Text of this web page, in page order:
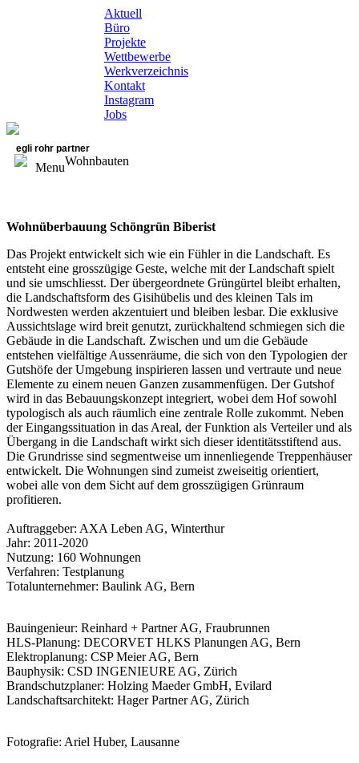
Aktuell
Büro
Projekte
Wettbewerbe
Werkverzeichnis
Kontakt
Instagram
Jobs
egli rohr partner
MenuWohnbauten
Wohnüberbauung Schöngrün Biberist
Das Projekt entwickelt sich wie ein Fühler in die Landschaft. Es
entsteht eine grosszügige Geste, welche mit der Landschaft spielt
und sie umschliesst. Der übergeordnete Grüngürtel bleibt erhalten,
die Landschaftsform des Gisihübelis und des kleinen Tals im
Nordwesten werden akzentuiert und bleiben lesbar. Die exklusive
Aussichtslage wird breit genutzt, zurückhaltend schmiegen sich die
Gebäude in die Landschaft. Zwischen und um die Gebäude
entstehen vielfältige Aussenräume, die sich von den Typologien der
Gutshöfe der Umgebung inspirieren lassen und vertraute und neue
Elemente zu einem neuen Ganzen zusammenfügen. Der Gutshof
wird in das Bebauungskonzept integriert, wobei dem Hof sowohl
typologisch als auch räumlich eine zentrale Rolle zukommt. Neben
der Eingangssituation in das Areal, der Funktion als Verteiler und als
Übergang in die Landschaft wirkt sich dieser identitätsstiftend aus.
Die Grundrisse sind segmentweise um innenliegende Treppenhäuser
entwickelt. Die Wohnungen sind zumeist zweiseitig orientiert,
wobei alle von dem Sicht auf dem grosszügigen Grünraum
profitieren.
Auftraggeber: AXA Leben AG, Winterthur
Jahr: 2011-2020
Nutzung: 160 Wohnungen
Verfahren: Testplanung
Totalunternehmer: Baulink AG, Bern
Bauingenieur: Reinhard + Partner AG, Fraubrunnen
HLS-Planung: DECORVET HLKS Planungen AG, Bern
Elektroplanung: CSP Meier AG, Bern
Bauphysik: CSD INGENIEURE AG, Zürich
Brandschutzplaner: Holzing Maeder GmbH, Evilard
Landschaftsarchitekt: Hager Partner AG, Zürich
Fotografie: Ariel Huber, Lausanne